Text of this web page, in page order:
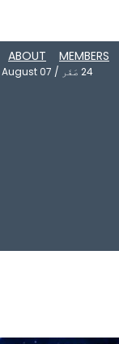
MEMBERS
ABOUT
24 صَفَر /
August 07